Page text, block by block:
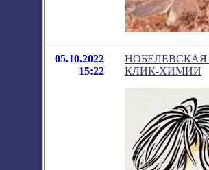
05.10.2022
15:22
НОБЕЛЕВСКАЯ
КЛИК-ХИМИИ